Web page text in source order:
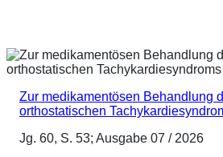
Zur medikamentösen Behandlung
orthostatischen
Jg. 60, S. 53; Ausgabe 07 / 2026